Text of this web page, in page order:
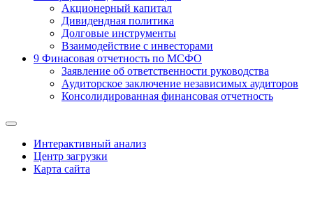
Акционерный капитал
Дивидендная политика
Долговые инструменты
Взаимодействие с инвеcторами
9 Финасовая отчетность по МСФО
Заявление об ответственности руководства
Аудиторское заключение независимых аудиторов
Консолидированная финансовая отчетность
Интерактивный анализ
Центр загрузки
Карта сайта